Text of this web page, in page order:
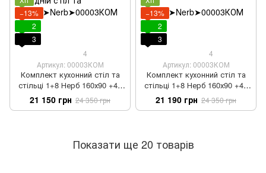
−13%
2
3
4
Артикул: 00003КОМ
Комплект кухонний стіл та
стільці 1+8 Нерб 160х90 +40
вставка горіх темний
21 150 грн 24 350 грн
−13%
2
3
4
Артикул: 00003КОМ
Комплект кухонний стіл та
стільці 1+8 Нерб 160х90 +40
вставка венге
21 190 грн 24 350 грн
Показати ще 20 товарів